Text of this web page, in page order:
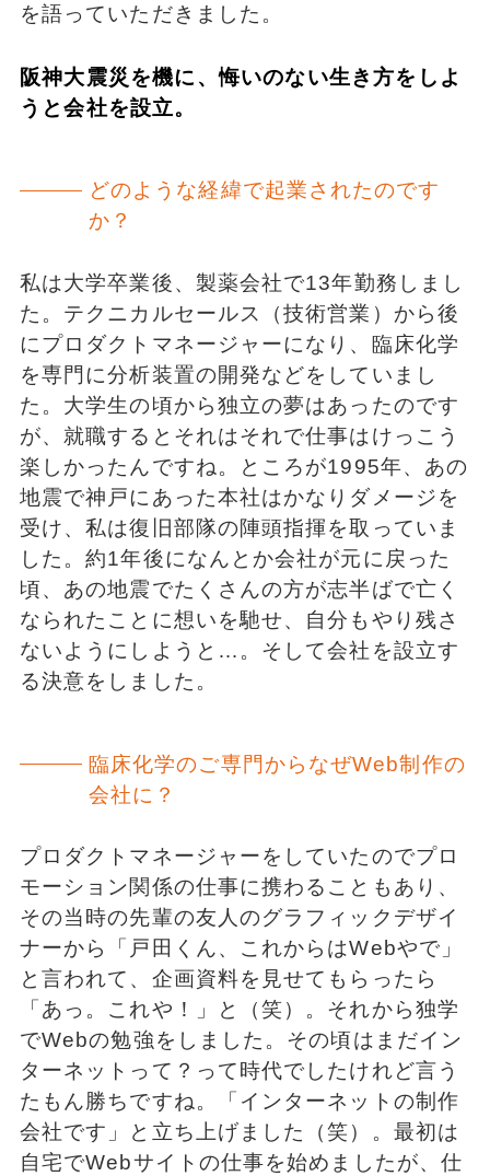
を語っていただきました。
阪神大震災を機に、悔いのない生き方をしよ
うと会社を設立。
どのような経緯で起業されたのです
か？
私は大学卒業後、製薬会社で13年勤務しまし
た。テクニカルセールス（技術営業）から後
にプロダクトマネージャーになり、臨床化学
を専門に分析装置の開発などをしていまし
た。大学生の頃から独立の夢はあったのです
が、就職するとそれはそれで仕事はけっこう
楽しかったんですね。ところが1995年、あの
地震で神戸にあった本社はかなりダメージを
受け、私は復旧部隊の陣頭指揮を取っていま
した。約1年後になんとか会社が元に戻った
頃、あの地震でたくさんの方が志半ばで亡く
なられたことに想いを馳せ、自分もやり残さ
ないようにしようと…。そして会社を設立す
る決意をしました。
臨床化学のご専門からなぜWeb制作の
会社に？
プロダクトマネージャーをしていたのでプロ
モーション関係の仕事に携わることもあり、
その当時の先輩の友人のグラフィックデザイ
ナーから「戸田くん、これからはWebやで」
と言われて、企画資料を見せてもらったら
「あっ。これや！」と（笑）。それから独学
でWebの勉強をしました。その頃はまだイン
ターネットって？って時代でしたけれど言う
たもん勝ちですね。「インターネットの制作
会社です」と立ち上げました（笑）。最初は
自宅でWebサイトの仕事を始めましたが、仕